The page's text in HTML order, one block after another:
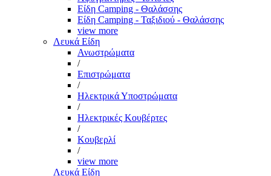
Είδη Camping - Θαλάσσης
Είδη Camping - Ταξιδιού - Θαλάσσης
view more
Λευκά Είδη
Ανωστρώματα
/
Επιστρώματα
/
Ηλεκτρικά Υποστρώματα
/
Ηλεκτρικές Κουβέρτες
/
Κουβερλί
/
view more
Λευκά Είδη